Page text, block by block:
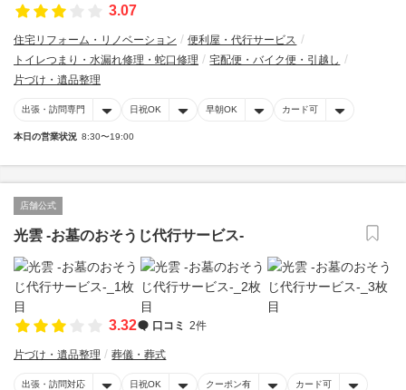
3.07
住宅リフォーム・リノベーション
便利屋・代行サービス
トイレつまり・水漏れ修理・蛇口修理
宅配便・バイク便・引越し
片づけ・遺品整理
出張・訪問専門 日祝OK 早朝OK カード可
本日の営業状況 8:30〜19:00
店舗公式
光雲 -お墓のおそうじ代行サービス-
3.32 口コミ 2件
片づけ・遺品整理 葬儀・葬式
出張・訪問対応 日祝OK クーポン有 カード可